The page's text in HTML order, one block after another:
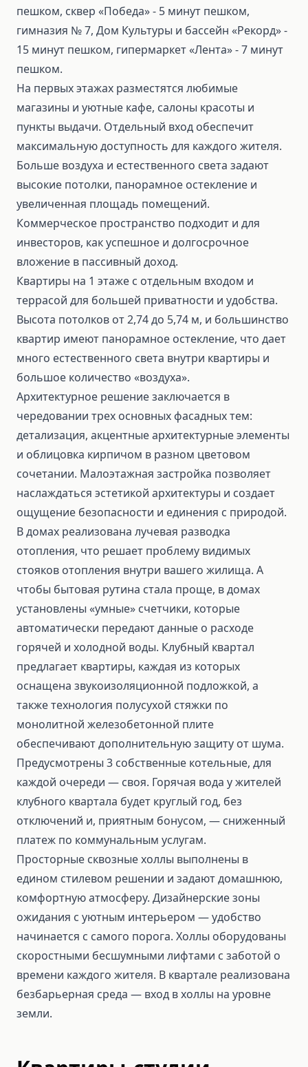
пешком, сквер «Победа» - 5 минут пешком,
гимназия № 7, Дом Культуры и бассейн «Рекорд» -
15 минут пешком, гипермаркет «Лента» - 7 минут
пешком.
На первых этажах разместятся любимые
магазины и уютные кафе, салоны красоты и
пункты выдачи. Отдельный вход обеспечит
максимальную доступность для каждого жителя.
Больше воздуха и естественного света задают
высокие потолки, панорамное остекление и
увеличенная площадь помещений.
Коммерческое пространство подходит и для
инвесторов, как успешное и долгосрочное
вложение в пассивный доход.
Квартиры на 1 этаже с отдельным входом и
террасой для большей приватности и удобства.
Высота потолков от 2,74 до 5,74 м, и большинство
квартир имеют панорамное остекление, что дает
много естественного света внутри квартиры и
большое количество «воздуха».
Архитектурное решение заключается в
чередовании трех основных фасадных тем:
детализация, акцентные архитектурные элементы
и облицовка кирпичом в разном цветовом
сочетании. Малоэтажная застройка позволяет
наслаждаться эстетикой архитектуры и создает
ощущение безопасности и единения с природой.
В домах реализована лучевая разводка
отопления, что решает проблему видимых
стояков отопления внутри вашего жилища. А
чтобы бытовая рутина стала проще, в домах
установлены «умные» счетчики, которые
автоматически передают данные о расходе
горячей и холодной воды. Клубный квартал
предлагает квартиры, каждая из которых
оснащена звукоизоляционной подложкой, а
также технология полусухой стяжки по
монолитной железобетонной плите
обеспечивают дополнительную защиту от шума.
Предусмотрены 3 собственные котельные, для
каждой очереди — своя. Горячая вода у жителей
клубного квартала будет круглый год, без
отключений и, приятным бонусом, — сниженный
платеж по коммунальным услугам.
Просторные сквозные холлы выполнены в
едином стилевом решении и задают домашнюю,
комфортную атмосферу. Дизайнерские зоны
ожидания с уютным интерьером — удобство
начинается с самого порога. Холлы оборудованы
скоростными бесшумными лифтами с заботой о
времени каждого жителя. В квартале реализована
безбарьерная среда — вход в холлы на уровне
земли.